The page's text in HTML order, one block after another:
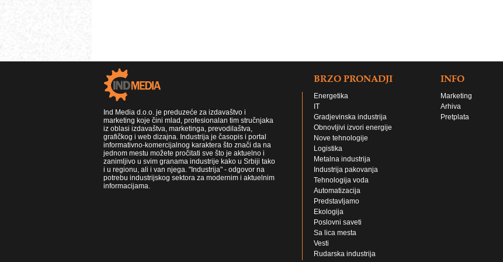
Ind Media d.o.o. je preduzeće za izdavaštvo i
marketing koje čini mlad, profesionalan tim stručnjaka
iz oblasi izdavaštva, marketinga, prevodilaštva,
grafičkog i web dizajna. Industrija je časopis i portal
informativno-komercijalnog karaktera što znači da na
jednom mestu možete pročitati sve što je aktuelno i
zanimljivo u svim granama industrije kako u Srbiji tako
i u regionu, ali i van njega. "Industrija" - odgovor na
potrebu industrijskog sektora za modernim i aktuelnim
informacijama.
BRZO PRONADJI
Energetika
IT
Gradjevinska industrija
Obnovljivi izvori energije
Nove tehnologije
Logistika
Metalna industrija
Industrija pakovanja
Tehnologija voda
Automatizacija
Predstavljamo
Ekologija
Poslovni saveti
Sa lica mesta
Vesti
Rudarska industrija
INFO
Marketing
Arhiva
Pretplata